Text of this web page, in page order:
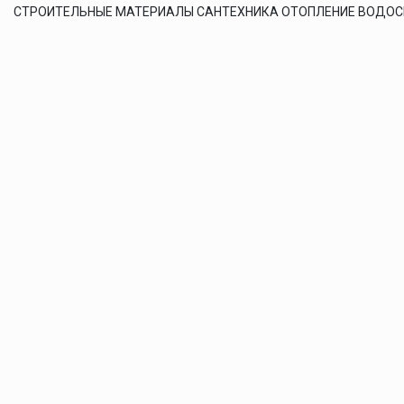
СТРОИТЕЛЬНЫЕ МАТЕРИАЛЫ САНТЕХНИКА ОТОПЛЕНИЕ